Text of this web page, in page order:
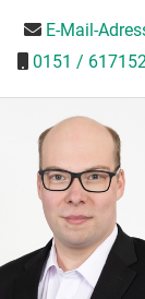
E-Mail-
0151 /